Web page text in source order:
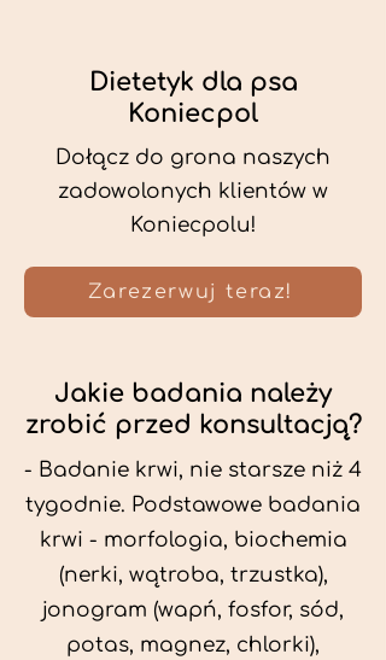
Dietetyk dla psa
Koniecpol
Dołącz do grona naszych
zadowolonych klientów w
Koniecpolu!
Zarezerwuj teraz!
Jakie badania należy
zrobić przed konsultacją?
- Badanie krwi, nie starsze niż 4
tygodnie. Podstawowe badania
krwi - morfologia, biochemia
(nerki, wątroba, trzustka),
jonogram (wapń, fosfor, sód,
potas, magnez, chlorki),